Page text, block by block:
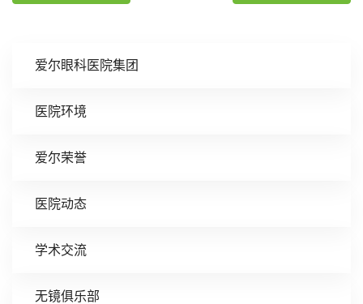
爱尔眼科医院集团
医院环境
爱尔荣誉
医院动态
学术交流
无镜俱乐部